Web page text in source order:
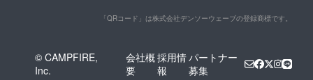
「QRコード」は株式会社デンソーウェーブの登録商標です。
© CAMPFIRE,
Inc.
会社概
要
採用情
報
パートナー
募集